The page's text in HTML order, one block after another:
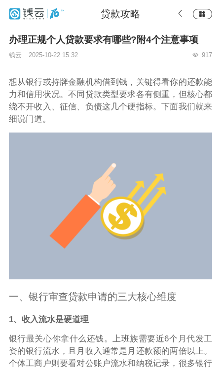
贷款攻略
办理正规个人贷款要求有哪些?附4个注意事项
钱云 2025-10-22 15:32 917
想从银行或持牌金融机构借到钱，关键得看你的还款能
力和信用状况。不同贷款类型要求各有侧重，但核心都
绕不开收入、征信、负债这几个硬指标。下面我们就来
细说门道。
一、银行审查贷款申请的三大核心维度
1、收入流水是硬道理
银行最关心你拿什么还钱。上班族需要近6个月代发工
资的银行流水，且月收入通常是月还款额的两倍以上。
个体工商户则要看对公账户流水和纳税记录，很多银行